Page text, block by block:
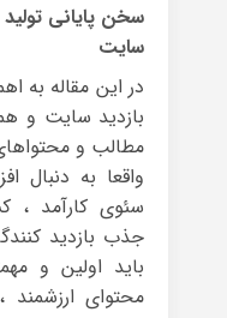
سخن پایانی تولید
سایت
در این مقاله به
بازدید سایت و
مطالب و
واقعا به دنبال
سئوی کارآمد ،
جذب بازدید
باید اولین و
محتوای